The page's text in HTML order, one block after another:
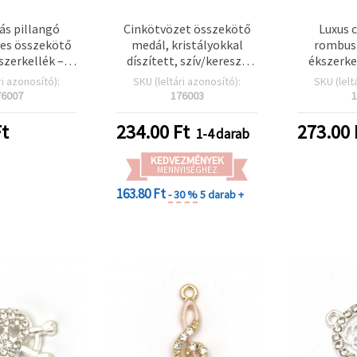
pillangó
összekötő
–
ezüst
5 db
azonosító):
Cinkötvözet összekötő
medál, kristályokkal
díszített, szív/kereszt
motívum, 37x17x5 mm,
lyuk: 2 mm, ezüst színű
SKU (leltári azonosító):
176003
234.00 Ft 1-4 darab
KEDVEZMÉNYEK
MENNYISÉGHEZ
163.80 Ft- 30 %5 darab +
Luxus
mm, 1,5
szín,
SKU
273.00